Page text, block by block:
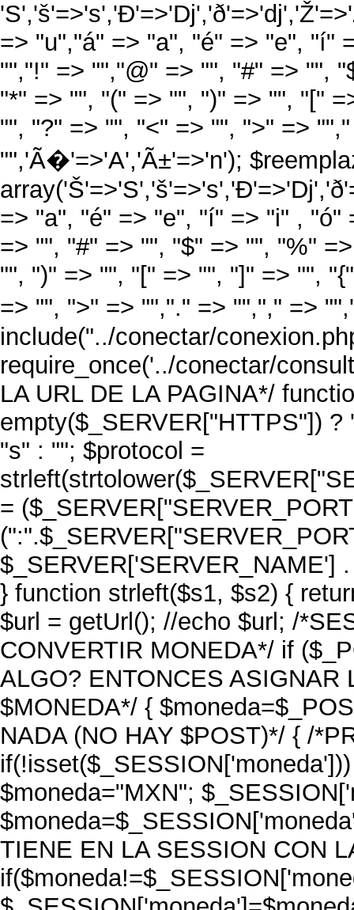
=> "u","á" => "a", "é" => "e", "í"
"","!" => "","@" => "", "#" => "",
"*" => "", "(" => "", ")" => "", "["
"", "?" => "", "<" => "", ">" =>
"",'Ã�'=>'A','Ã±'=>'n');
=> "a", "é" => "e", "í" => "i" , "ó"
=> "", "#" => "", "$" => "", "%"
"", ")" => "", "[" => "", "]" => "",
=> "", ">" => "","." => "","," =>
include("../conectar/
require_once('../conectar/
LA URL DE LA PAGINA*/
empty($_SERVER["HTTPS"])
"s" : ""; $protocol =
=
$_SERVER['SERVER_NAME']
} function strleft($s1, $s2) {
$url = getUrl(); //echo $url; /
CONVERTIR MONEDA*/ if
ALGO? ENTONCES ASIGNAR
$MONEDA*/ {
NADA (NO HAY $POST)*/ { /
$moneda="MXN";
TIENE EN LA SESSION CON